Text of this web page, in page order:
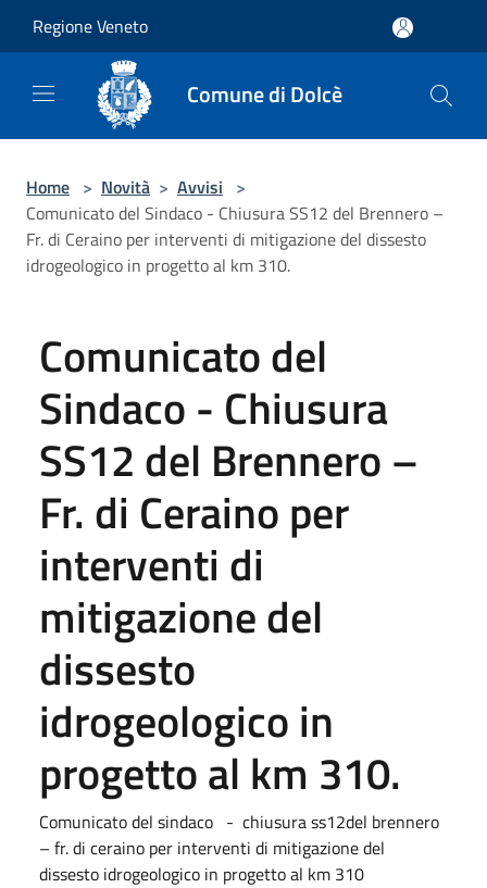
Regione Veneto
Comune di Dolcè
Home > Novità > Avvisi >
Comunicato del Sindaco - Chiusura SS12 del Brennero –
Fr. di Ceraino per interventi di mitigazione del dissesto
idrogeologico in progetto al km 310.
Comunicato del
Sindaco - Chiusura
SS12 del Brennero –
Fr. di Ceraino per
interventi di
mitigazione del
dissesto
idrogeologico in
progetto al km 310.
Comunicato del sindaco - chiusura ss12del brennero
– fr. di ceraino per interventi di mitigazione del
dissesto idrogeologico in progetto al km 310